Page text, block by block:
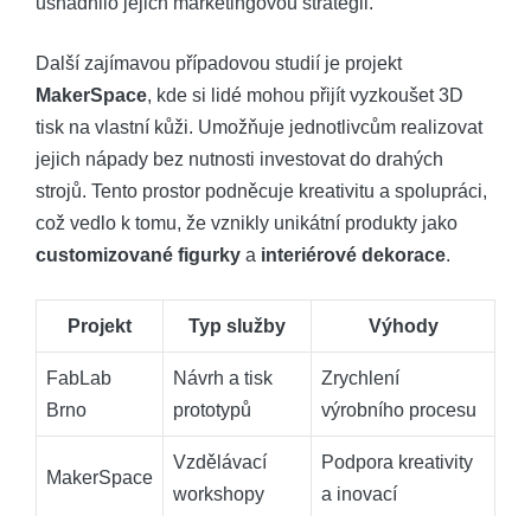
Další zajímavou případovou studií je projekt
MakerSpace, kde si lidé mohou přijít vyzkoušet 3D
tisk na vlastní kůži. Umožňuje jednotlivcům realizovat
jejich nápady bez nutnosti investovat do drahých
strojů. Tento prostor podněcuje kreativitu a spolupráci,
což vedlo k tomu, že vznikly unikátní produkty jako
customizované figurky a interiérové dekorace.
Projekt Typ služby Výhody
FabLab
Brno
Návrh a tisk
prototypů
Zrychlení
výrobního procesu
MakerSpace
Vzdělávací
workshopy
Podpora kreativity
a inovací